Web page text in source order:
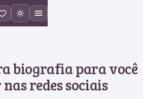
biografia para você
redes sociais